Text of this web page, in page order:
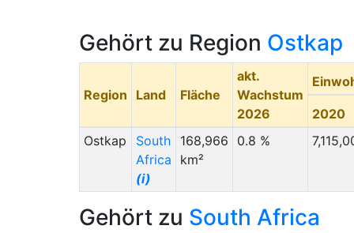
Gehört zu Region Ostkap
Region Land Fläche
akt.
Wachstum
2026
2020
Ostkap
South
Africa
(i)
168,966
km²
0.8 %
Gehört zu South Africa